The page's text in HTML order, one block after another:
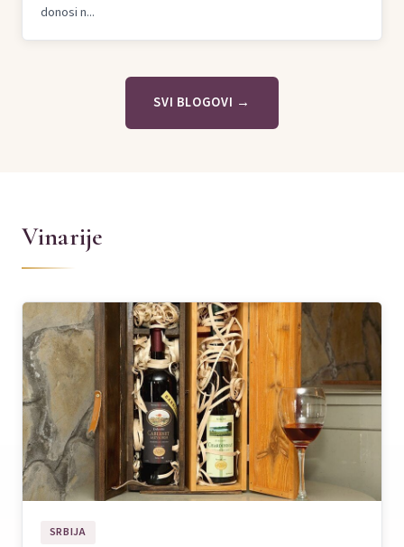
donosi n...
SVI BLOGOVI →
Vinarije
SRBIJA